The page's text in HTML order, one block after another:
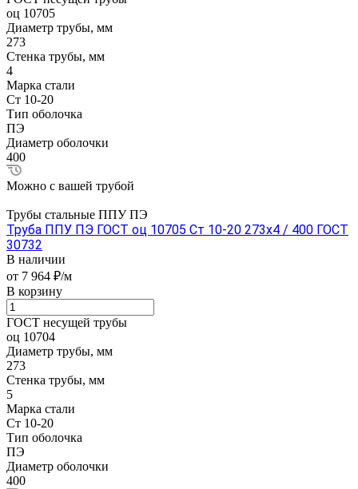
оц 10705
Диаметр трубы, мм
273
Стенка трубы, мм
4
Марка стали
Ст 10-20
Тип оболочка
ПЭ
Диаметр оболочки
400
Можно с вашей трубой
Трубы стальные ППУ ПЭ
Труба ППУ ПЭ ГОСТ оц 10705 Ст 10-20 273x4 / 400 ГОСТ
30732
В наличии
от 7 964 ₽/м
В корзину
ГОСТ несущей трубы
оц 10704
Диаметр трубы, мм
273
Стенка трубы, мм
5
Марка стали
Ст 10-20
Тип оболочка
ПЭ
Диаметр оболочки
400